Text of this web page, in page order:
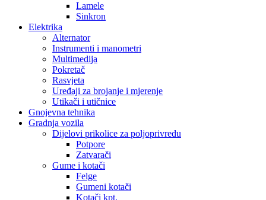
Lamele
Sinkron
Elektrika
Alternator
Instrumenti i manometri
Multimedija
Pokretač
Rasvjeta
Uređaji za brojanje i mjerenje
Utikači i utičnice
Gnojevna tehnika
Gradnja vozila
Dijelovi prikolice za poljoprivredu
Potpore
Zatvarači
Gume i kotači
Felge
Gumeni kotači
Kotači kpt.